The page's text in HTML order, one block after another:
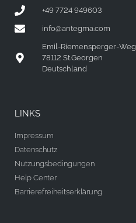
+49 7724 949603
info@antegma.com
Emil-Riemensperger-
78112 St.Georgen
Deutschland
LINKS
Impressum
Datenschutz
Nutzungsbedingungen
Help Center
Barrierefreiheitserklärung